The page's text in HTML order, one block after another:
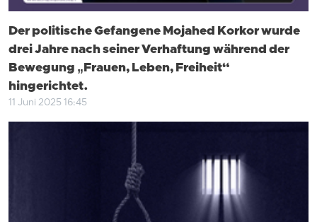
Der politische Gefangene Mojahed Korkor wurde
drei Jahre nach seiner Verhaftung während der
Bewegung „Frauen, Leben, Freiheit“
hingerichtet.
11 Juni 2025 16:45